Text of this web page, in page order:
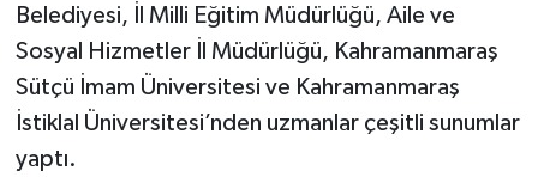
Belediyesi, İl Milli Eğitim Müdürlüğü, Aile ve
Sosyal Hizmetler İl Müdürlüğü, Kahramanmaraş
Sütçü İmam Üniversitesi ve Kahramanmaraş
İstiklal Üniversitesi’nden uzmanlar çeşitli sunumlar
yaptı.